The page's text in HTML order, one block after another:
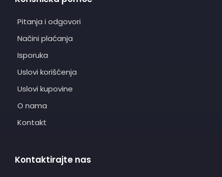
Pitanja i odgovori
Načini plaćanja
Isporuka
Uslovi korišćenja
Uslovi kupovine
O nama
Kontakt
Kontaktirajte nas